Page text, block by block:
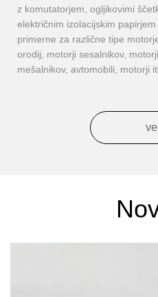
z komutatorjem, ogljikovimi
električnim izolacijskim
primerne za različne tipe
orodij, motorji sesalnikov,
mešalnikov, avtomobili, motorji